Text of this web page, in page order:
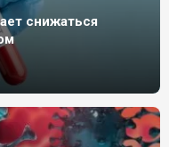
снижаться